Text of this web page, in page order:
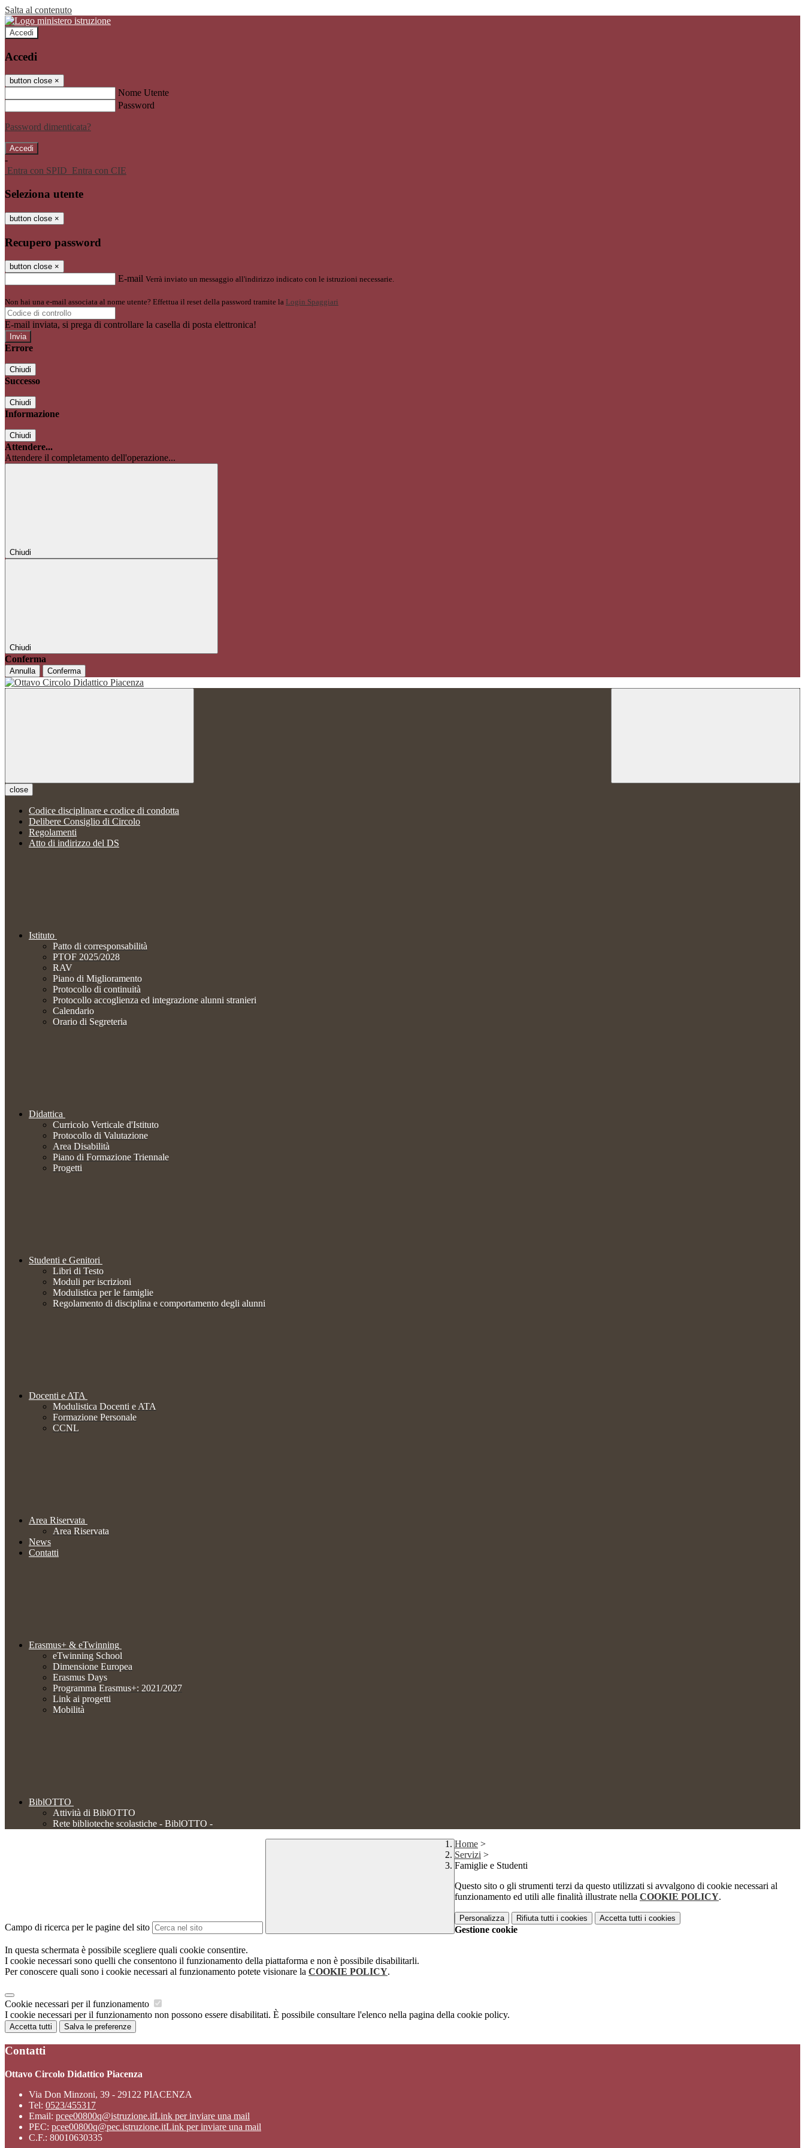
Salta al contenuto
Accedi
Accedi
button close ×
Nome Utente
Password
Password dimenticata?
-
Entra con SPID Entra con CIE
Seleziona utente
button close ×
Recupero password
button close ×
E-mail Verrà inviato un messaggio all'indirizzo indicato con le istruzioni necessarie.
Non hai una e-mail associata al nome utente? Effettua il reset della password tramite la Login Spaggiari
E-mail inviata, si prega di controllare la casella di posta elettronica!
Errore
Chiudi
Successo
Chiudi
Informazione
Chiudi
Attendere...
Attendere il completamento dell'operazione...
Chiudi
Chiudi
Conferma
Annulla Conferma
close
Codice disciplinare e codice di condotta
Delibere Consiglio di Circolo
Regolamenti
Atto di indirizzo del DS
Istituto
Patto di corresponsabilità
PTOF 2025/2028
RAV
Piano di Miglioramento
Protocollo di continuità
Protocollo accoglienza ed integrazione alunni stranieri
Calendario
Orario di Segreteria
Didattica
Curricolo Verticale d'Istituto
Protocollo di Valutazione
Area Disabilità
Piano di Formazione Triennale
Progetti
Studenti e Genitori
Libri di Testo
Moduli per iscrizioni
Modulistica per le famiglie
Regolamento di disciplina e comportamento degli alunni
Docenti e ATA
Modulistica Docenti e ATA
Formazione Personale
CCNL
Area Riservata
Area Riservata
News
Contatti
Erasmus+ & eTwinning
eTwinning School
Dimensione Europea
Erasmus Days
Programma Erasmus+: 2021/2027
Link ai progetti
Mobilità
BiblOTTO
Attività di BiblOTTO
Rete biblioteche scolastiche - BiblOTTO -
Campo di ricerca per le pagine del sito
Home >
Servizi >
Famiglie e Studenti
Questo sito o gli strumenti terzi da questo utilizzati si avvalgono di cookie necessari al
funzionamento ed utili alle finalità illustrate nella COOKIE POLICY.
Personalizza Rifiuta tutti i cookies Accetta tutti i cookies
Gestione cookie
In questa schermata è possibile scegliere quali cookie consentire.
I cookie necessari sono quelli che consentono il funzionamento della piattaforma e non è possibile disabilitarli.
Per conoscere quali sono i cookie necessari al funzionamento potete visionare la COOKIE POLICY.
Cookie necessari per il funzionamento
I cookie necessari per il funzionamento non possono essere disabilitati. È possibile consultare l'elenco nella pagina della cookie policy.
Accetta tutti Salva le preferenze
Contatti
Ottavo Circolo Didattico Piacenza
Via Don Minzoni, 39 - 29122 PIACENZA
Tel: 0523/455317
Email: pcee00800q@istruzione.itLink per inviare una mail
PEC: pcee00800q@pec.istruzione.itLink per inviare una mail
C.F.: 80010630335